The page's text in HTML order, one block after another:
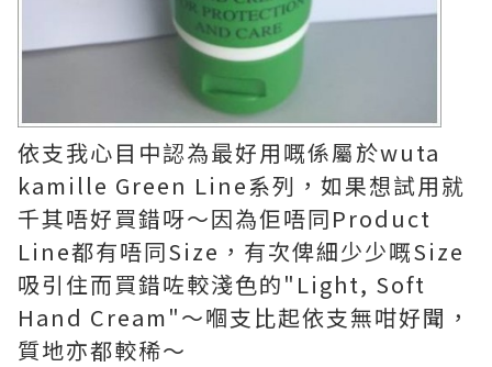
依支我心目中認為最好用嘅係屬於wuta
kamille Green Line系列，如果想試用就
千其唔好買錯呀～因為佢唔同Product
Line都有唔同Size，有次俾細少少嘅Size
吸引住而買錯咗較淺色的"Light, Soft
Hand Cream"～嗰支比起依支無咁好聞，
質地亦都較稀～